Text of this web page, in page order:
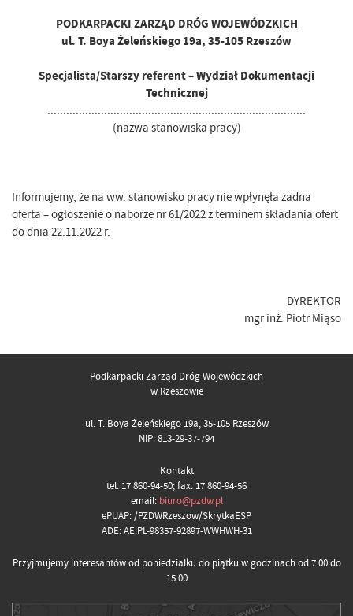
PODKARPACKI ZARZĄD DRÓG WOJEWÓDZKICH
ul. T. Boya Żeleńskiego 19a, 35-105 Rzeszów
Specjalista/Starszy referent – Wydział Dokumentacji
Technicznej
..................................................................................
(nazwa stanowiska pracy)
Informujemy, że na ww. stanowisko pracy nie wpłynęła żadna
oferta – ogłoszenie o naborze nr 61/2022 z terminem składania ofert
do dnia 22.11.2022 r.
DYREKTOR
mgr inż. Piotr Miąso
Podkarpacki Zarząd Dróg Wojewódzkich
w Rzeszowie
ul. T. Boya Żeleńskiego 19a, 35-105 Rzeszów
NIP: 813-29-37-794
Kontakt
tel. 17 860-94-50; fax. 17 860-94-56
email: biuro@pzdw.pl
ePUAP: /PZDWRzeszow/SkrytkaESP
ADE: AE:PL-98357-92897-WWHWH-31
Przyjmujemy interesantów od poniedziałku do piątku w godzinach od 7.00 do
15.00